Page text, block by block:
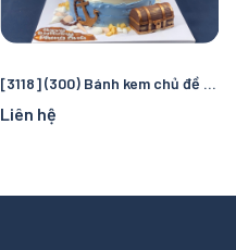
[3118] (300) Bánh kem chủ đề cướp biển và đại dương – Chuyến truy tìm kho báu kỳ thú cho bé
Liên hệ